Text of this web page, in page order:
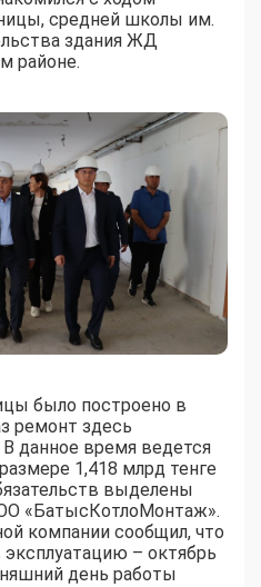
средней школы им.
здания ЖД
районе.
было построено в
ремонт здесь
В данное время ведется
1,418 млрд тенге
выделены
«БатысКотлоМонтаж».
компании сообщил, что
– октябрь
день работы